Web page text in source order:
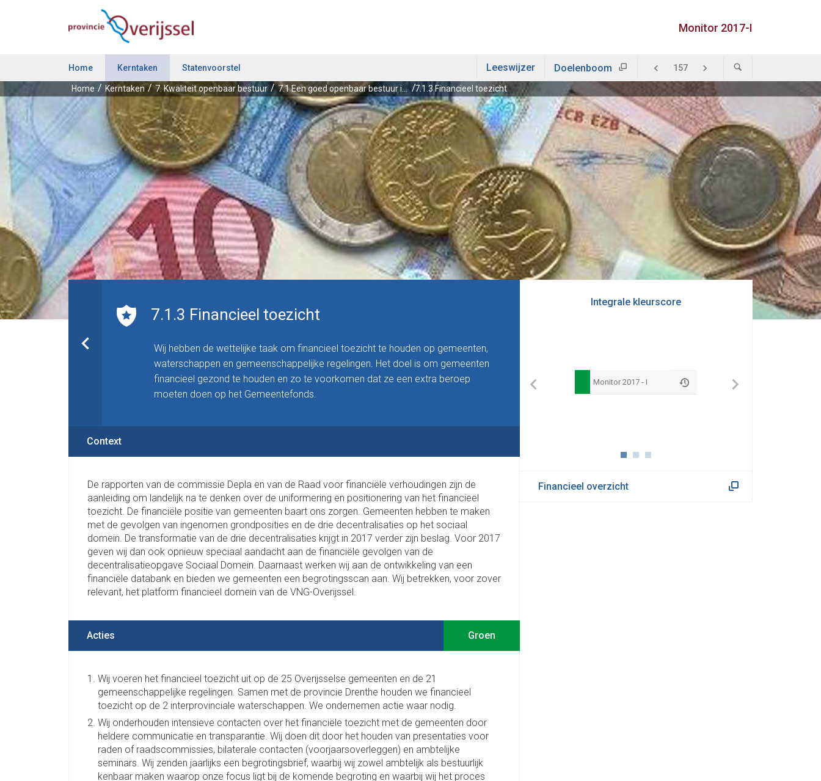
Monitor 2017-I
Home Kerntaken Statenvoorstel Leeswijzer Doelenboom
Home Kerntaken 7. Kwaliteit openbaar bestuur 7.1 Een goed openbaar bestuur in Overijssel 7.1.3 Financieel toezicht
7.1.3 Financieel toezicht
Wij hebben de wettelijke taak om financieel toezicht te houden op gemeenten,
waterschappen en gemeenschappelijke regelingen. Het doel is om gemeenten
financieel gezond te houden en zo te voorkomen dat ze een extra beroep
moeten doen op het Gemeentefonds.
Context
De rapporten van de commissie Depla en van de Raad voor financiële verhoudingen zijn de
aanleiding om landelijk na te denken over de uniformering en positionering van het financieel
toezicht. De financiële positie van gemeenten baart ons zorgen. Gemeenten hebben te maken
met de gevolgen van ingenomen grondposities en de drie decentralisaties op het sociaal
domein. De transformatie van de drie decentralisaties krijgt in 2017 verder zijn beslag. Voor 2017
geven wij dan ook opnieuw speciaal aandacht aan de financiële gevolgen van de
decentralisatieopgave Sociaal Domein. Daarnaast werken wij aan de ontwikkeling van een
financiële databank en bieden we gemeenten een begrotingsscan aan. Wij betrekken, voor zover
relevant, het platform financieel domein van de VNG-Overijssel.
Acties
Wij voeren het financieel toezicht uit op de 25 Overijsselse gemeenten en de 21
gemeenschappelijke regelingen. Samen met de provincie Drenthe houden we financieel
toezicht op de 2 interprovinciale waterschappen. We ondernemen actie waar nodig.
Wij onderhouden intensieve contacten over het financiële toezicht met de gemeenten door
heldere communicatie en transparantie. Wij doen dit door het houden van presentaties voor
raden of raadscommissies, bilaterale contacten (voorjaarsoverleggen) en ambtelijke
seminars. Wij zenden jaarlijks een begrotingsbrief, waarbij wij zowel ambtelijk als bestuurlijk
kenbaar maken waarop onze focus ligt bij de komende begroting en waarbij wij het proces
Integrale kleurscore
Monitor 2017 - I
Financieel overzicht